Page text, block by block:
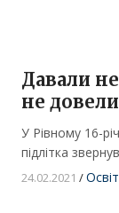
Давали
не
У Рівному 16-
підлітка
24.02.2021 /